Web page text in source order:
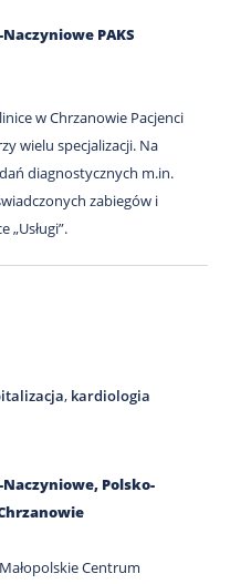
PAKS
w Chrzanowie Pacjenci
wielu specjalizacji. Na
diagnostycznych m.in.
zabiegów i
„Usługi”.
, kardiologia
Polsko-
Centrum